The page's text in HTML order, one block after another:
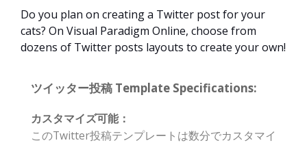
Do you plan on creating a Twitter post for your
cats? On Visual Paradigm Online, choose from
dozens of Twitter posts layouts to create your own!
ツイッター投稿 Template Specifications:
カスタマイズ可能：
このTwitter投稿テンプレートは数分でカスタマイ